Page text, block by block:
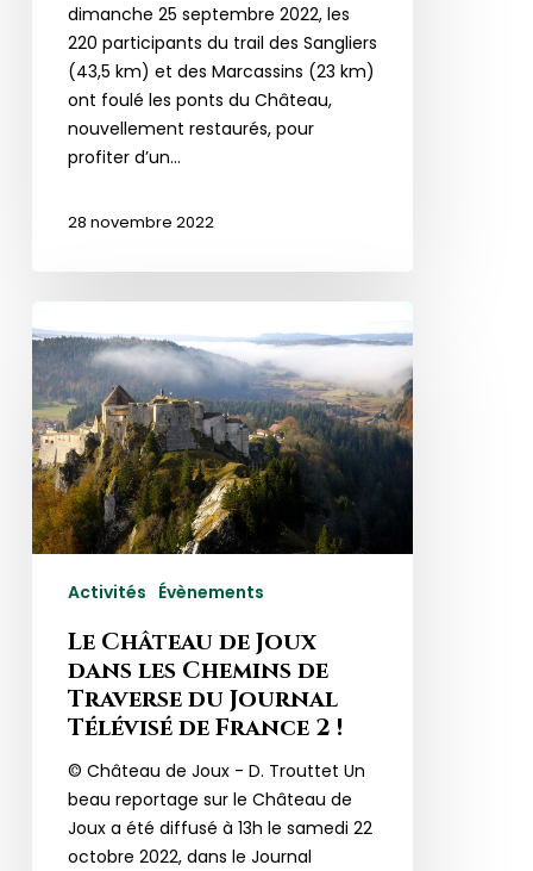
dimanche 25 septembre 2022, les
220 participants du trail des Sangliers
(43,5 km) et des Marcassins (23 km)
ont foulé les ponts du Château,
nouvellement restaurés, pour
profiter d’un…
28 novembre 2022
Château
de
Joux
dans
les
Chemins
de
Traverse
Journal
Télévisé
France
Activités Évènements
Le Château de Joux
dans les Chemins de
Traverse du Journal
Télévisé de France 2 !
© Château de Joux - D. Trouttet Un
beau reportage sur le Château de
Joux a été diffusé à 13h le samedi 22
octobre 2022, dans le Journal